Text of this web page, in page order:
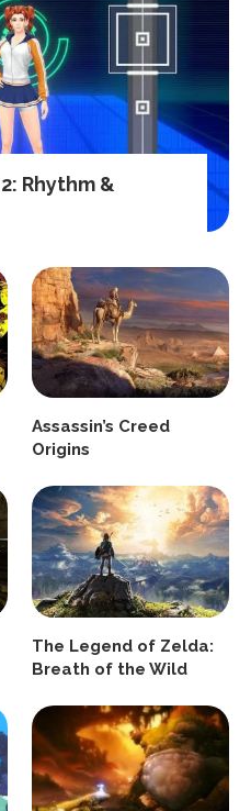
Rhythm &
Assassin’s Creed
Origins
The Legend of Zelda:
Breath of the Wild